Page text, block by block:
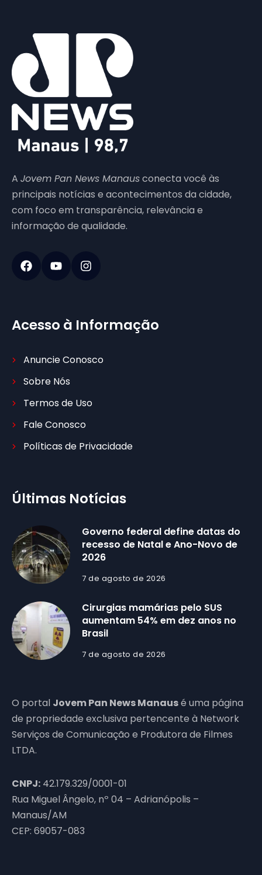
A Jovem Pan News Manausconecta você às
principais notícias e acontecimentos da cidade,
com foco em transparência, relevância e
informação de qualidade.
Acesso à Informação
Anuncie Conosco
Sobre Nós
Termos de Uso
Fale Conosco
Políticas de Privacidade
Últimas Notícias
Governo federal define datas do
recesso de Natal e Ano-Novo de
2026
7 de agosto de 2026
Cirurgias mamárias pelo SUS
aumentam 54% em dez anos no
Brasil
7 de agosto de 2026
O portal Jovem Pan News Manausé uma página
de propriedade exclusiva pertencente à Network
Serviços de Comunicação e Produtora de Filmes
LTDA.
CNPJ: 42.179.329/0001-01
Rua Miguel Ângelo, nº 04 – Adrianópolis –
Manaus/AM
CEP: 69057-083